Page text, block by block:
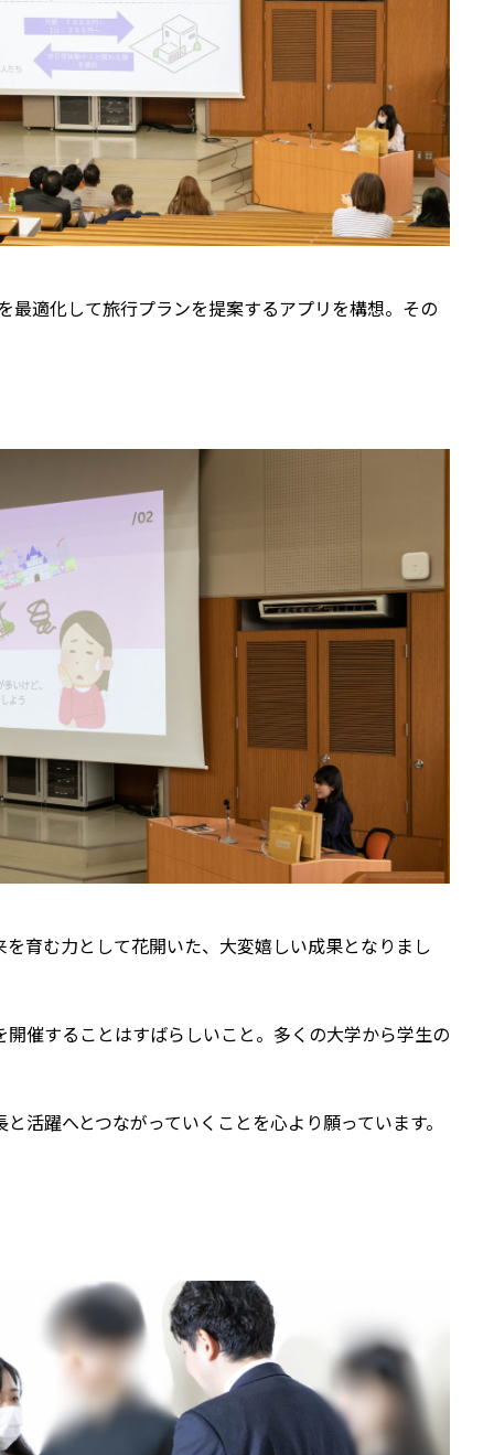
適化して旅行プランを提案するアプリを構想。その
育む力として花開いた、大変嬉しい成果となりまし
催することはすばらしいこと。多くの大学から学生の
躍へとつながっていくことを心より願っています。